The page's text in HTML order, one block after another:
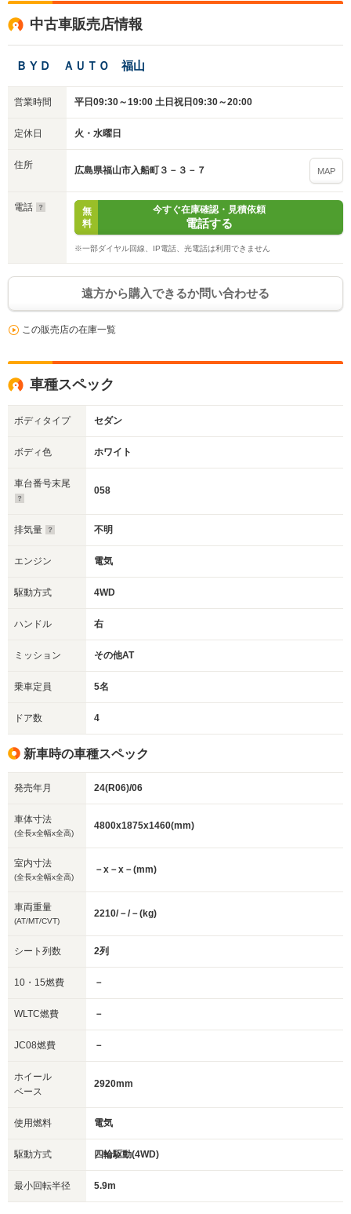
中古車販売店情報
ＢＹＤ ＡＵＴＯ 福山
営業時間 平日09:30～19:00 土日祝日09:30～20:00
定休日 火・水曜日
住所 広島県福山市入船町３－３－７ MAP
電話
無
料
今すぐ在庫確認・見積依頼
電話する
※一部ダイヤル回線、IP電話、光電話は利用できません
遠方から購入できるか問い合わせる
この販売店の在庫一覧
車種スペック
ボディタイプ セダン
ボディ色 ホワイト
車台番号末尾
058
排気量 不明
エンジン 電気
駆動方式 4WD
ハンドル 右
ミッション その他AT
乗車定員 5名
ドア数 4
新車時の車種スペック
発売年月 24(R06)/06
車体寸法
(全長x全幅x全高)
4800x1875x1460(mm)
室内寸法
(全長x全幅x全高)
－x－x－(mm)
車両重量
(AT/MT/CVT)
2210/－/－(kg)
シート列数 2列
10・15燃費 －
WLTC燃費 －
JC08燃費 －
ホイール
ベース
2920mm
使用燃料 電気
駆動方式 四輪駆動(4WD)
最小回転半径 5.9m